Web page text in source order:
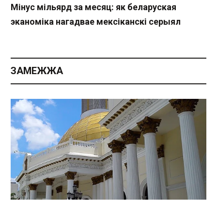
Мінус мільярд за месяц: як беларуская
эканоміка нагадвае мексіканскі серыял
ЗАМЕЖЖА